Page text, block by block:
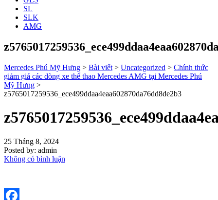
SL
SLK
AMG
Mercedes Phú Mỹ Hưng > Bài viết > Uncategorized > Chính thức
giảm giá các dòng xe thể thao Mercedes AMG tại Mercedes Phú
Mỹ Hưng >
z5765017259536_ece499ddaa4eaa602870da76dd8de2b3
25 Tháng 8, 2024
Posted by: admin
Không có bình luận